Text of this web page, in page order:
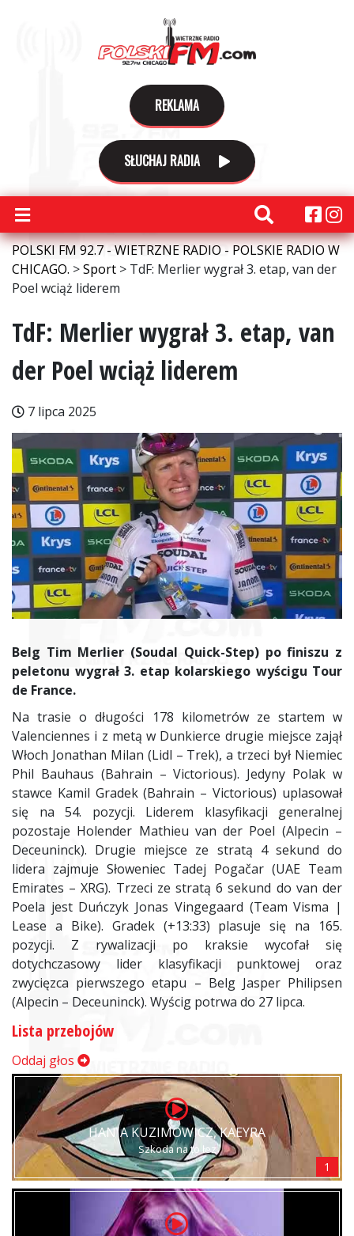
REKLAMA
SŁUCHAJ RADIA
POLSKI FM 92.7 - WIETRZNE RADIO - POLSKIE RADIO W
CHICAGO. >Sport > TdF: Merlier wygrał 3. etap, van der
Poel wciąż liderem
TdF: Merlier wygrał 3. etap, van
der Poel wciąż liderem
7 lipca 2025
Belg Tim Merlier (Soudal Quick-Step) po finiszu z
peletonu wygrał 3. etap kolarskiego wyścigu Tour
de France.
Na trasie o długości 178 kilometrów ze startem w
Valenciennes i z metą w Dunkierce drugie miejsce zajął
Włoch Jonathan Milan (Lidl – Trek), a trzeci był Niemiec
Phil Bauhaus (Bahrain – Victorious). Jedyny Polak w
stawce Kamil Gradek (Bahrain – Victorious) uplasował
się na 54. pozycji. Liderem klasyfikacji generalnej
pozostaje Holender Mathieu van der Poel (Alpecin –
Deceuninck). Drugie miejsce ze stratą 4 sekund do
lidera zajmuje Słoweniec Tadej Pogačar (UAE Team
Emirates – XRG). Trzeci ze stratą 6 sekund do van der
Poela jest Duńczyk Jonas Vingegaard (Team Visma |
Lease a Bike). Gradek (+13:33) plasuje się na 165.
pozycji. Z rywalizacji po kraksie wycofał się
dotychczasowy lider klasyfikacji punktowej oraz
zwycięzca pierwszego etapu – Belg Jasper Philipsen
(Alpecin – Deceuninck). Wyścig potrwa do 27 lipca.
Lista przebojów
Oddaj głos
HANIA KUZIMOWICZ, KAEYRA
Szkoda na to łez
1